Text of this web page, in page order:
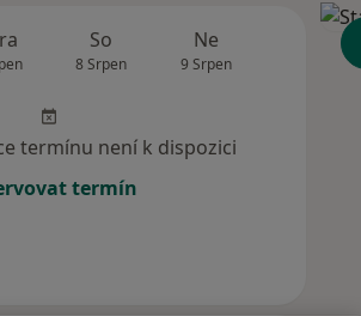
So
8 Srpen
Ne
9 Srpen
termínu není k dispozici
termín